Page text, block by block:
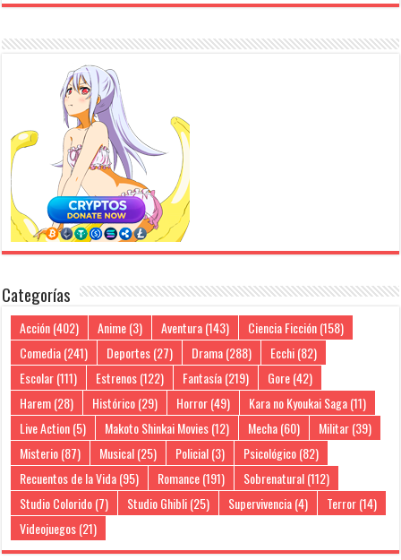
Categorías
Acción(402) Anime(3) Aventura(143) Ciencia Ficción(158)
Comedia(241) Deportes(27) Drama(288) Ecchi(82)
Escolar(111) Estrenos(122) Fantasía(219) Gore(42)
Harem(28) Histórico(29) Horror(49) Kara no Kyoukai Saga(11)
Live Action(5) Makoto Shinkai Movies(12) Mecha(60) Militar(39)
Misterio(87) Musical(25) Policial(3) Psicológico(82)
Recuentos de la Vida(95) Romance(191) Sobrenatural(112)
Studio Colorido(7) Studio Ghibli(25) Supervivencia(4) Terror(14)
Videojuegos(21)